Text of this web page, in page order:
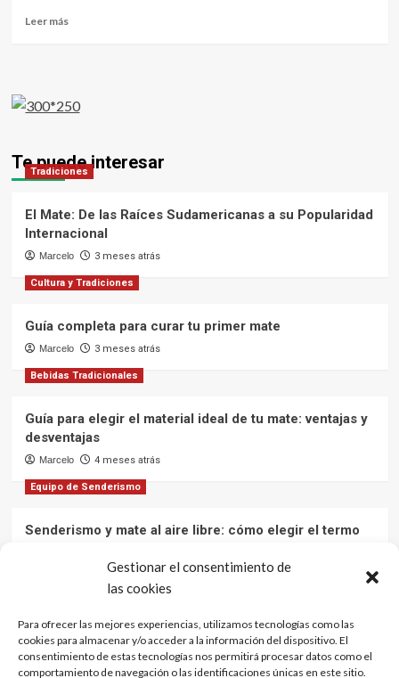
Gestionar el consentimiento de
las cookies
Para ofrecer las mejores experiencias, utilizamos tecnologías como las
cookies para almacenar y/o acceder a la información del dispositivo. El
consentimiento de estas tecnologías nos permitirá procesar datos como el
comportamiento de navegación o las identificaciones únicas en este sitio.
Leer másLeer
del
embajador
cultural
promoción
internacional
de
del
Te puede interesar
Tradiciones
El Mate: De las Raíces Sudamericanas a su Popularidad
Internacional
Marcelo 3 meses atrás
Cultura y Tradiciones
Guía completa para curar tu primer mate
Marcelo 3 meses atrás
Bebidas Tradicionales
Guía para elegir el material ideal de tu mate: ventajas y
desventajas
Marcelo 4 meses atrás
Equipo de Senderismo
Senderismo y mate al aire libre: cómo elegir el termo
12 meses atrás
El mate: una bebida que une culturas
Marcelo 1 año atrás